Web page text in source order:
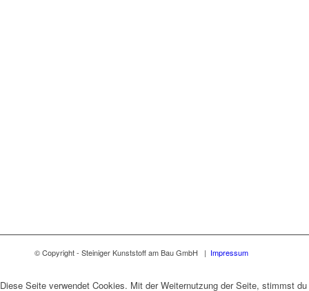
© Copyright - Steiniger Kunststoff am Bau GmbH | Impressum
Diese Seite verwendet Cookies. Mit der Weiternutzung der Seite, stimmst du